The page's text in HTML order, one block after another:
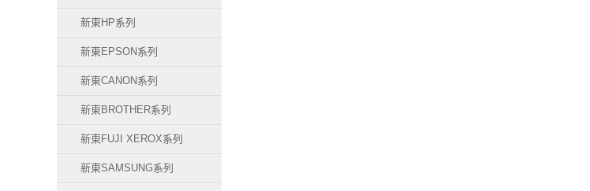
新東HP系列
新東EPSON系列
新東CANON系列
新東BROTHER系列
新東FUJI XEROX系列
新東SAMSUNG系列